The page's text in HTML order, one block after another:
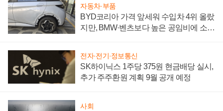
자동차·부품
BYD코리아 가격 앞세워 수입차 4위 올랐
지만, BMW·벤츠보다 높은 공임비에 소비
전자·전기·정보통신
SK하이닉스 1주당 375원 현금배당 실시,
추가 주주환원 계획 9월 공개 예정
사회